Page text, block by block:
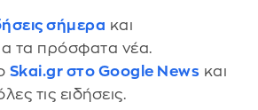
σήμερα και
τα πρόσφατα νέα.
Skai.gr στο Google News και
τις ειδήσεις.